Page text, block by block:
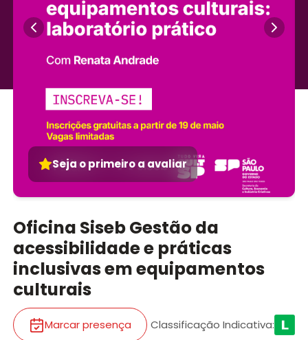
Seja o primeiro a avaliar
Oficina Siseb Gestão da
acessibilidade e práticas
inclusivas em equipamentos
culturais
Marcar presença Classificação Indicativa: